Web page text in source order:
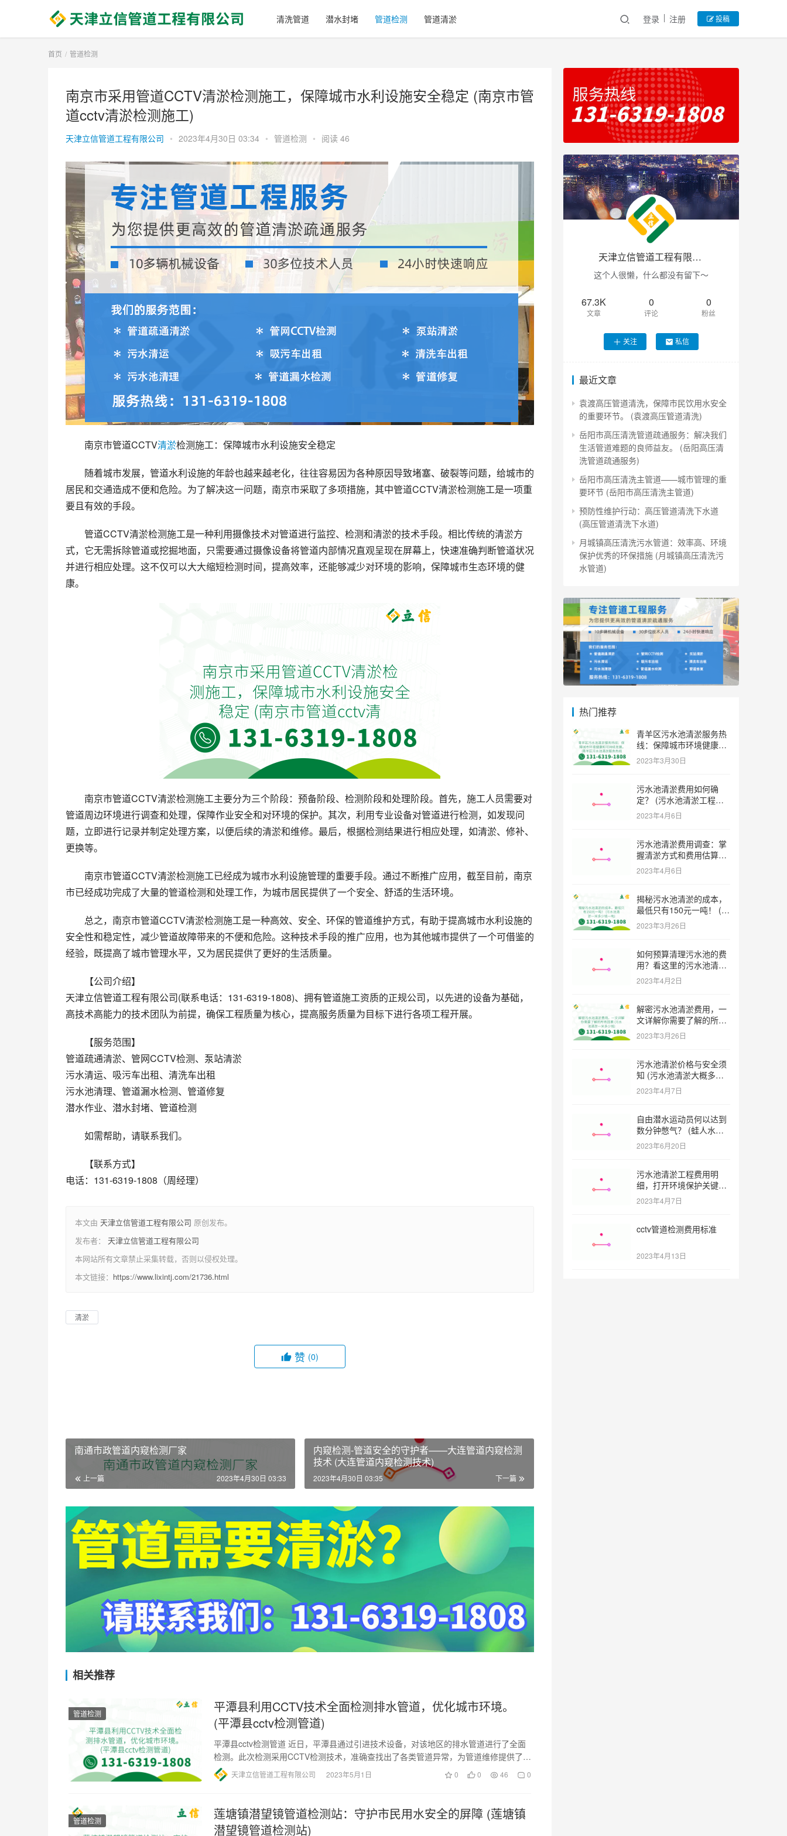
清洗管道 潜水封堵 管道检测 管道清淤 登录 注册 投稿
首页 管道检测
南京市采用管道CCTV清淤检测施工，保障城市水利设施安全稳定 (南京市管
道cctv清淤检测施工)
天津立信管道工程有限公司 • 2023年4月30日 03:34 • 管道检测 • 阅读 46
南京市管道CCTV清淤检测施工：保障城市水利设施安全稳定
随着城市发展，管道水利设施的年龄也越来越老化，往往容易因为各种原因导致堵塞、破裂等问题，给城市的
居民和交通造成不便和危险。为了解决这一问题，南京市采取了多项措施，其中管道CCTV清淤检测施工是一项重
要且有效的手段。
管道CCTV清淤检测施工是一种利用摄像技术对管道进行监控、检测和清淤的技术手段。相比传统的清淤方
式，它无需拆除管道或挖掘地面，只需要通过摄像设备将管道内部情况直观呈现在屏幕上，快速准确判断管道状况
并进行相应处理。这不仅可以大大缩短检测时间，提高效率，还能够减少对环境的影响，保障城市生态环境的健
康。
南京市管道CCTV清淤检测施工主要分为三个阶段：预备阶段、检测阶段和处理阶段。首先，施工人员需要对
管道周边环境进行调查和处理，保障作业安全和对环境的保护。其次，利用专业设备对管道进行检测，如发现问
题，立即进行记录并制定处理方案，以便后续的清淤和维修。最后，根据检测结果进行相应处理，如清淤、修补、
更换等。
南京市管道CCTV清淤检测施工已经成为城市水利设施管理的重要手段。通过不断推广应用，截至目前，南京
市已经成功完成了大量的管道检测和处理工作，为城市居民提供了一个安全、舒适的生活环境。
总之，南京市管道CCTV清淤检测施工是一种高效、安全、环保的管道维护方式，有助于提高城市水利设施的
安全性和稳定性，减少管道故障带来的不便和危险。这种技术手段的推广应用，也为其他城市提供了一个可借鉴的
经验，既提高了城市管理水平，又为居民提供了更好的生活质量。
【公司介绍】
天津立信管道工程有限公司(联系电话：131-6319-1808)、拥有管道施工资质的正规公司，以先进的设备为基础，
高技术高能力的技术团队为前提，确保工程质量为核心，提高服务质量为目标下进行各项工程开展。
【服务范围】
管道疏通清淤、管网CCTV检测、泵站清淤
污水清运、吸污车出租、清洗车出租
污水池清理、管道漏水检测、管道修复
潜水作业、潜水封堵、管道检测
如需帮助，请联系我们。
【联系方式】
电话：131-6319-1808（周经理）
本文由 天津立信管道工程有限公司 原创发布。
发布者： 天津立信管道工程有限公司
本网站所有文章禁止采集转载，否则以侵权处理。
本文链接： https://www.lixintj.com/21736.html
清淤
赞 (0)
南通市政管道内窥检测厂家
上一篇 2023年4月30日 03:33
内窥检测-管道安全的守护者——大连管道内窥检测
技术 (大连管道内窥检测技术)
下一篇
2023年4月30日 03:35
相关推荐
管道检测
平潭县利用CCTV技术全面检测排水管道，优化城市环境。
(平潭县cctv检测管道)
平潭县cctv检测管道 近日，平潭县通过引进技术设备，对该地区的排水管道进行了全面
检测。此次检测采用CCTV检测技术，准确查找出了各类管道异常，为管道维修提供了重
要依据。 经过检测…
天津立信管道工程有限公司 2023年5月1日 0 0 46 0
管道检测
莲塘镇潜望镜管道检测站：守护市民用水安全的屏障 (莲塘镇
潜望镜管道检测站)
天津立信管道工程有限公司
这个人很懒，什么都没有留下～
67.3K
文章
0
评论
0
粉丝
关注 私信
最近文章
袁渡高压管道清洗，保障市民饮用水安全
的重要环节。 (袁渡高压管道清洗)
岳阳市高压清洗管道疏通服务：解决我们
生活管道难题的良师益友。 (岳阳高压清
洗管道疏通服务)
岳阳市高压清洗主管道——城市管理的重
要环节 (岳阳市高压清洗主管道)
预防性维护行动：高压管道清洗下水道
(高压管道清洗下水道)
月城镇高压清洗污水管道：效率高、环境
保护优秀的环保措施 (月城镇高压清洗污
水管道)
热门推荐
青羊区污水池清淤服务热
线：保障城市环境健康和
可持续发展。 (青羊区污
水池清淤服务热线)
2023年3月30日
污水池清淤费用如何确
定？ (污水池清淤工程价
格多少)
2023年4月6日
污水池清淤费用调查：掌
握清淤方式和费用估算技
巧 (污水池清淤多少钱一
方米)
2023年4月6日
揭秘污水池清淤的成本，
最低只有150元一吨！ (污
水池清淤一米多少钱一吨)
2023年3月26日
如何预算清理污水池的费
用？看这里的污水池清淤
工程报价表范本！ (污水
池清淤工程报价表范本)
2023年4月2日
解密污水池清淤费用，一
文详解你需要了解的所有
因素 (污水池清淤一米多
少钱)
2023年3月26日
污水池清淤价格与安全须
知 (污水池清淤大概多少
一方)
2023年4月7日
自由潜水运动员何以达到
数分钟憋气？ (蛙人水下
憋气最长多久)
2023年6月20日
污水池清淤工程费用明
细，打开环境保护关键之
门 (污水池清淤工程报价
明细)
2023年4月7日
cctv管道检测费用标准
2023年4月13日